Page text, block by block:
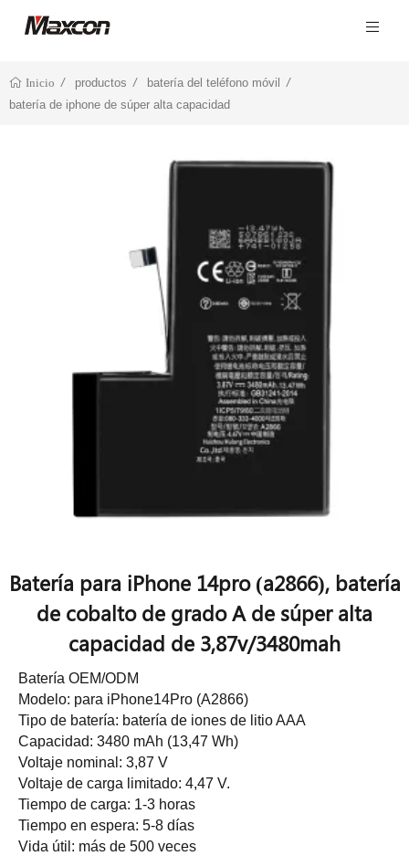
Inicio productos
batería del teléfono móvil
batería de iphone de súper alta capacidad
Batería para iPhone 14pro (a2866), batería
de cobalto de grado A de súper alta
capacidad de 3,87v/3480mah
Batería OEM/ODM
Modelo: para iPhone14Pro (A2866)
Tipo de batería: batería de iones de litio AAA
Capacidad: 3480 mAh (13,47 Wh)
Voltaje nominal: 3,87 V
Voltaje de carga limitado: 4,47 V.
Tiempo de carga: 1-3 horas
Tiempo en espera: 5-8 días
Vida útil: más de 500 veces